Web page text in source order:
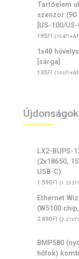
Tartóelem
szenzor
[US-100/
195Ft (154Ft
1x40
[sárga]
135Ft (106Ft
Újdonságok
LX2-BUPS-
(2x18650,
USB-C)
1.590Ft (1.252Ft
Ethernet
(W5100
2.890Ft (2.276Ft
BMP580
hőfok)